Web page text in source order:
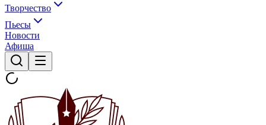
Творчество
Пьесы
Новости
Афиша